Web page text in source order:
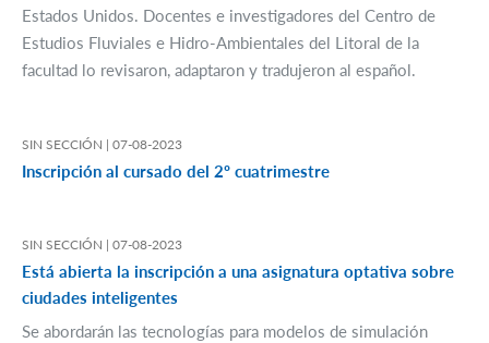
Estados Unidos. Docentes e investigadores del Centro de
Estudios Fluviales e Hidro-Ambientales del Litoral de la
facultad lo revisaron, adaptaron y tradujeron al español.
SIN SECCIÓN | 07-08-2023
Inscripción al cursado del 2º cuatrimestre
SIN SECCIÓN | 07-08-2023
Está abierta la inscripción a una asignatura optativa sobre
ciudades inteligentes
Se abordarán las tecnologías para modelos de simulación